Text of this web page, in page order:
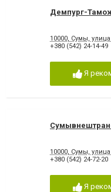
Демпург-
10000, Сумы,
+380 (542) 24-14-49
Я
10000, Сумы,
+380 (542) 24-72-20
Я